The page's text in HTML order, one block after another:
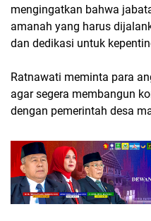
mengingatkan bahwa
amanah yang harus
dan dedikasi untuk
Ratnawati meminta para
agar segera membangun
dengan pemerintah desa